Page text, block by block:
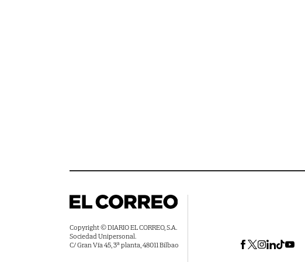
Copyright © DIARIO EL CORREO, S.A.
Sociedad Unipersonal.
C/ Gran Vía 45, 3ª planta, 48011 Bilbao